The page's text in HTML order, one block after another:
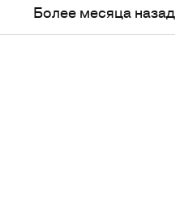
Более месяца назад